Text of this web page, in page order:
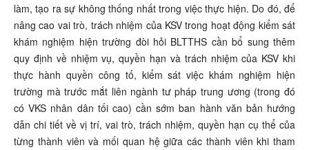
làm, tạo ra sự không thống nhất trong việc thực hiện. Do đó, để
nâng cao vai trò, trách nhiệm của KSV trong hoạt động kiểm sát
khám nghiệm hiện trường đòi hỏi BLTTHS cần bổ sung thêm
quy định về nhiệm vụ, quyền hạn và trách nhiệm của KSV khi
thực hành quyền công tố, kiểm sát việc khám nghiệm hiện
trường mà trước mắt liên ngành tư pháp trung ương (trong đó
có VKS nhân dân tối cao) cần sớm ban hành văn bản hướng
dẫn chi tiết về vị trí, vai trò, trách nhiệm, quyền hạn cụ thể của
từng thành viên và mối quan hệ giữa các thành viên khi tham